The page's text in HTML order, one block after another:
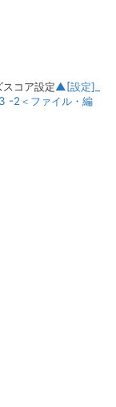
スコア設定▲[設定]_
-2＜ファイル・編